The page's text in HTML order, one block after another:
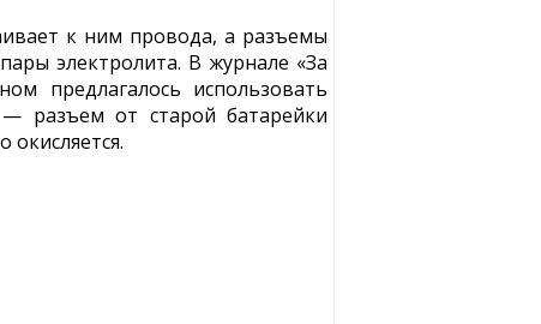
к ним провода, а разъемы
электролита. В журнале «За
предлагалось использовать
разъем от старой батарейки